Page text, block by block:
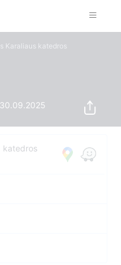
Karaliaus katedros